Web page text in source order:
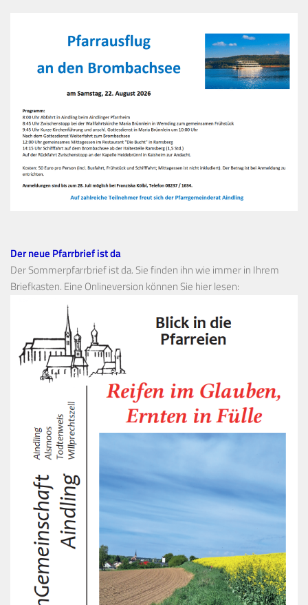
Der neue Pfarrbrief ist da
Der Sommerpfarrbrief ist da. Sie finden ihn wie immer in Ihrem
Briefkasten. Eine Onlineversion können Sie hier lesen: